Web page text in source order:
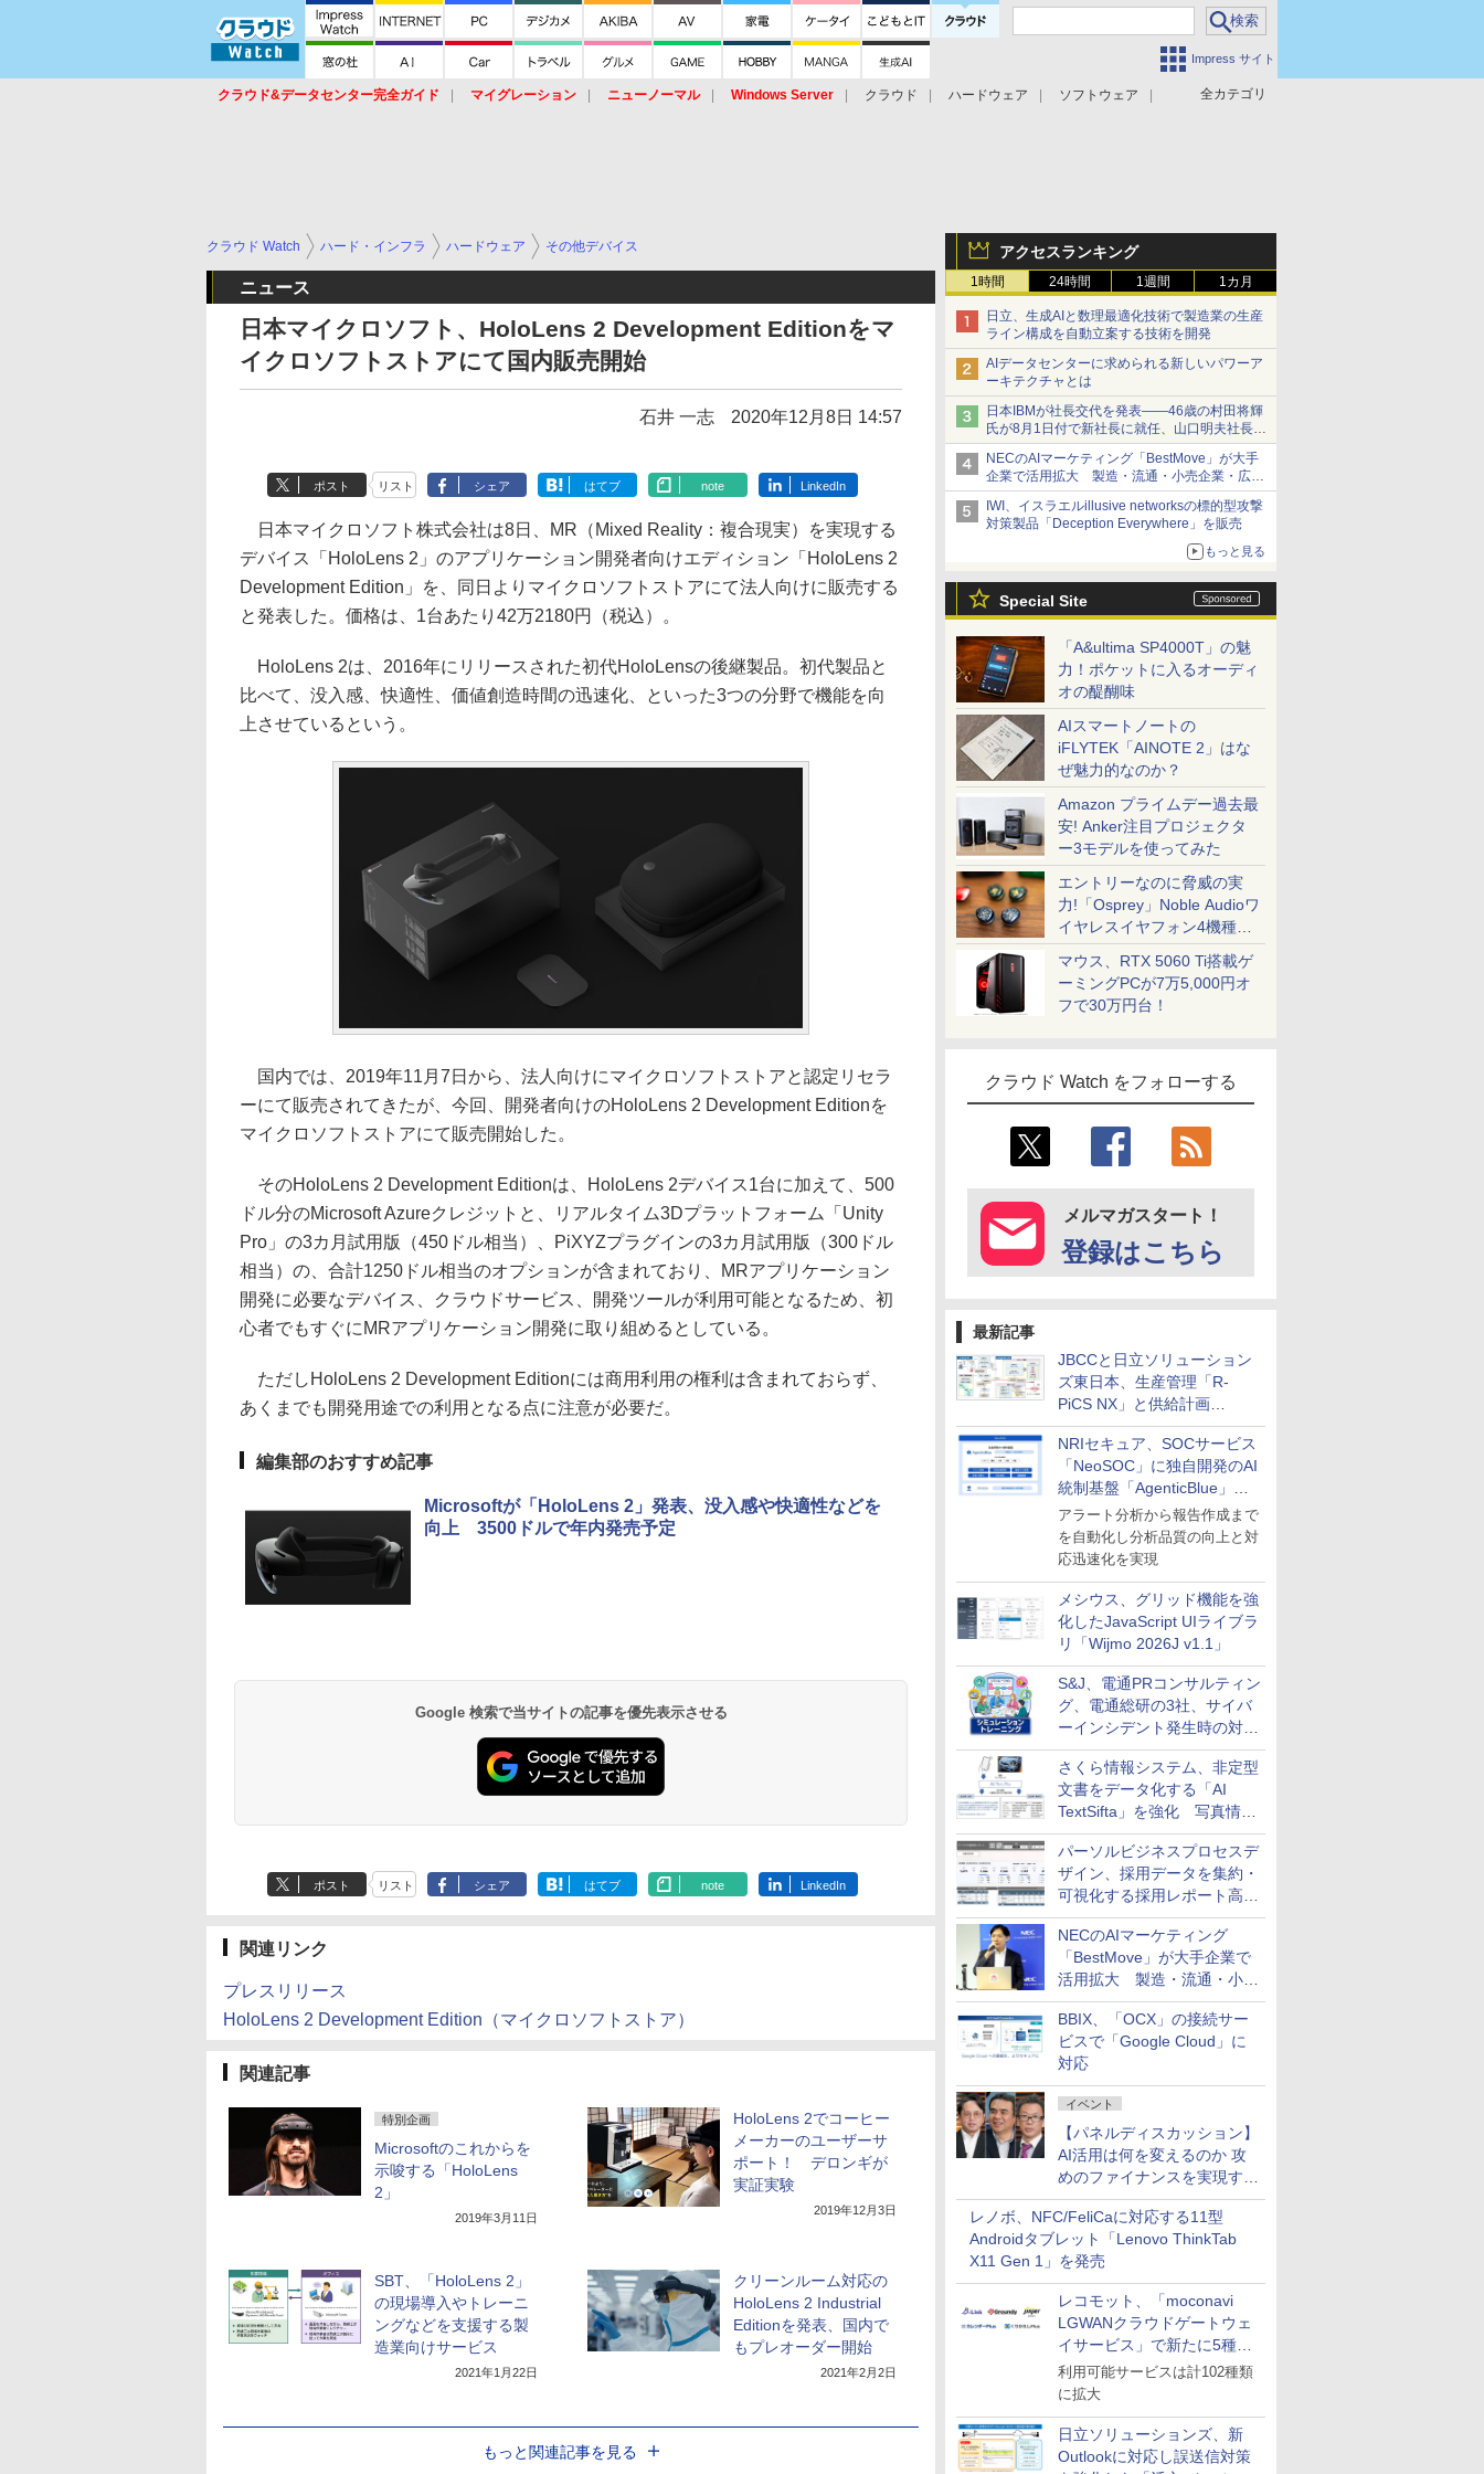
Impress サイト
全カテゴリ
クラウド&データセンター完全ガイド マイグレーション ニューノーマル Windows Server クラウド ハードウェア
ソフトウェア
アクセスランキング
1時間 24時間 1週間 1カ月
日立、生成AIと数理最適化技術で製造業の生産
ライン構成を自動立案する技術を開発
AIデータセンターに求められる新しいパワーア
ーキテクチャとは
日本IBMが社長交代を発表――46歳の村田将輝
氏が8月1日付で新社長に就任、山口明夫社長は
会長へ
NECのAIマーケティング「BestMove」が大手
企業で活用拡大 製造・流通・小売企業・広告
代理店などが実装フェーズへ
IWI、イスラエルillusive networksの標的型攻撃
対策製品「Deception Everywhere」を販売
もっと見る
Special Site
「A&ultima SP4000T」の魅
力！ポケットに入るオーディ
オの醍醐味
AIスマートノートの
iFLYTEK「AINOTE 2」はな
ぜ魅力的なのか？
Amazon プライムデー過去最
安! Anker注目プロジェクタ
ー3モデルを使ってみた
エントリーなのに脅威の実
力!「Osprey」Noble Audioワ
イヤレスイヤフォン4機種を
一気に聴く
マウス、RTX 5060 Ti搭載ゲ
ーミングPCが7万5,000円オ
フで30万円台！
クラウド Watch をフォローする
メルマガスタート！
登録はこちら
最新記事
JBCCと日立ソリューション
ズ東日本、生産管理「R-
PiCS NX」と供給計画
「scSQUARE ISP」の連携サ
ービスを提供開始
NRIセキュア、SOCサービス
「NeoSOC」に独自開発のAI
統制基盤「AgenticBlue」を
導入
アラート分析から報告作成まで
を自動化し分析品質の向上と対
応迅速化を実現
メシウス、グリッド機能を強
化したJavaScript UIライブラ
リ「Wijmo 2026J v1.1」
S&J、電通PRコンサルティン
グ、電通総研の3社、サイバ
ーインシデント発生時の対応
と危機管理広報を一体的に訓
練するプログラムを提供
さくら情報システム、非定型
文書をデータ化する「AI
TextSifta」を強化 写真情報
のデータ化などに対応
パーソルビジネスプロセスデ
ザイン、採用データを集約・
可視化する採用レポート高速
化サービスを提供
NECのAIマーケティング
「BestMove」が大手企業で
活用拡大 製造・流通・小売
企業・広告代理店などが実装
フェーズへ
BBIX、「OCX」の接続サー
ビスで「Google Cloud」に
対応
イベント
【パネルディスカッション】
AI活用は何を変えるのか 攻
めのファイナンスを実現する
業務設計とマインドセット変
革
レノボ、NFC/FeliCaに対応する11型
Androidタブレット「Lenovo ThinkTab
X11 Gen 1」を発売
レコモット、「moconavi
LGWANクラウドゲートウェ
イサービス」で新たに5種類
のサービスと連携開始
利用可能サービスは計102種類
に拡大
日立ソリューションズ、新
Outlookに対応し誤送信対策
クラウド Watch ハード・インフラ ハードウェア その他デバイス
ニュース
日本マイクロソフト、HoloLens 2 Development Editionをマ
イクロソフトストアにて国内販売開始
石井 一志 2020年12月8日 14:57
ポスト リスト シェア はてブ note LinkedIn
日本マイクロソフト株式会社は8日、MR（Mixed Reality：複合現実）を実現する
デバイス「HoloLens 2」のアプリケーション開発者向けエディション「HoloLens 2
Development Edition」を、同日よりマイクロソフトストアにて法人向けに販売する
と発表した。価格は、1台あたり42万2180円（税込）。
HoloLens 2は、2016年にリリースされた初代HoloLensの後継製品。初代製品と
比べて、没入感、快適性、価値創造時間の迅速化、といった3つの分野で機能を向
上させているという。
国内では、2019年11月7日から、法人向けにマイクロソフトストアと認定リセラ
ーにて販売されてきたが、今回、開発者向けのHoloLens 2 Development Editionを
マイクロソフトストアにて販売開始した。
そのHoloLens 2 Development Editionは、HoloLens 2デバイス1台に加えて、500
ドル分のMicrosoft Azureクレジットと、リアルタイム3Dプラットフォーム「Unity
Pro」の3カ月試用版（450ドル相当）、PiXYZプラグインの3カ月試用版（300ドル
相当）の、合計1250ドル相当のオプションが含まれており、MRアプリケーション
開発に必要なデバイス、クラウドサービス、開発ツールが利用可能となるため、初
心者でもすぐにMRアプリケーション開発に取り組めるとしている。
ただしHoloLens 2 Development Editionには商用利用の権利は含まれておらず、
あくまでも開発用途での利用となる点に注意が必要だ。
編集部のおすすめ記事
Microsoftが「HoloLens 2」発表、没入感や快適性などを
向上 3500ドルで年内発売予定
Google 検索で当サイトの記事を優先表示させる
ポスト リスト シェア はてブ note LinkedIn
関連リンク
プレスリリース
HoloLens 2 Development Edition（マイクロソフトストア）
関連記事
特別企画
Microsoftのこれからを
示唆する「HoloLens
2」
2019年3月11日
HoloLens 2でコーヒー
メーカーのユーザーサ
ポート！ デロンギが
実証実験
2019年12月3日
SBT、「HoloLens 2」
の現場導入やトレーニ
ングなどを支援する製
造業向けサービス
2021年1月22日
クリーンルーム対応の
HoloLens 2 Industrial
Editionを発表、国内で
もプレオーダー開始
2021年2月2日
もっと関連記事を見る